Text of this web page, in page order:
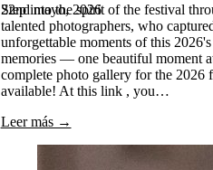
22nd mayo, 2026
Step into the spirit of the festival
talented photographers, who
unforgettable moments of this
memories — one beautiful moment
complete photo gallery for the 2026
available! At this link , you…
Leer más →